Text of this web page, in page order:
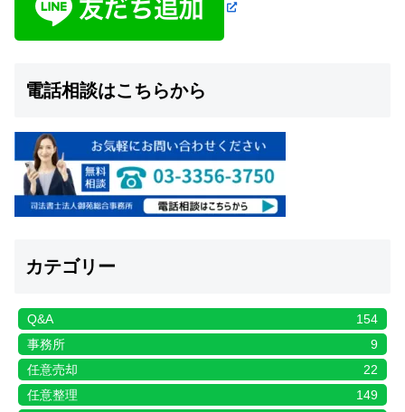
電話相談はこちらから
カテゴリー
Q&A
154
事務所
9
任意売却
22
任意整理
149